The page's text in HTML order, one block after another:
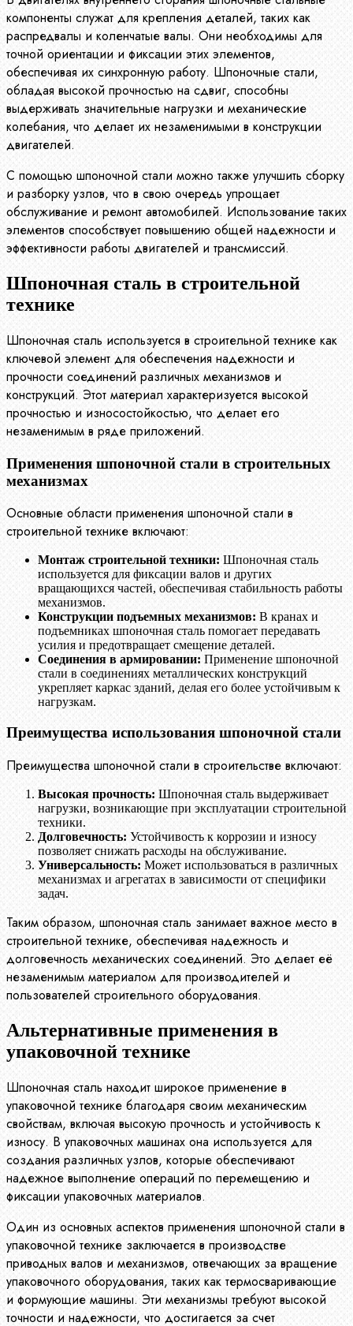
компоненты служат для крепления деталей, таких как
распредвалы и коленчатые валы. Они необходимы для
точной ориентации и фиксации этих элементов,
обеспечивая их синхронную работу. Шпоночные стали,
обладая высокой прочностью на сдвиг, способны
выдерживать значительные нагрузки и механические
колебания, что делает их незаменимыми в конструкции
двигателей.
С помощью шпоночной стали можно также улучшить сборку
и разборку узлов, что в свою очередь упрощает
обслуживание и ремонт автомобилей. Использование таких
элементов способствует повышению общей надежности и
эффективности работы двигателей и трансмиссий.
Шпоночная сталь в строительной
технике
Шпоночная сталь используется в строительной технике как
ключевой элемент для обеспечения надежности и
прочности соединений различных механизмов и
конструкций. Этот материал характеризуется высокой
прочностью и износостойкостью, что делает его
незаменимым в ряде приложений.
Применения шпоночной стали в строительных
механизмах
Основные области применения шпоночной стали в
строительной технике включают:
Монтаж строительной техники: Шпоночная сталь
используется для фиксации валов и других
вращающихся частей, обеспечивая стабильность работы
механизмов.
Конструкции подъемных механизмов: В кранах и
подъемниках шпоночная сталь помогает передавать
усилия и предотвращает смещение деталей.
Соединения в армировании: Применение шпоночной
стали в соединениях металлических конструкций
укрепляет каркас зданий, делая его более устойчивым к
нагрузкам.
Преимущества использования шпоночной стали
Преимущества шпоночной стали в строительстве включают:
Высокая прочность: Шпоночная сталь выдерживает
нагрузки, возникающие при эксплуатации строительной
техники.
Долговечность: Устойчивость к коррозии и износу
позволяет снижать расходы на обслуживание.
Универсальность: Может использоваться в различных
механизмах и агрегатах в зависимости от специфики
задач.
Таким образом, шпоночная сталь занимает важное место в
строительной технике, обеспечивая надежность и
долговечность механических соединений. Это делает её
незаменимым материалом для производителей и
пользователей строительного оборудования.
Альтернативные применения в
упаковочной технике
Шпоночная сталь находит широкое применение в
упаковочной технике благодаря своим механическим
свойствам, включая высокую прочность и устойчивость к
износу. В упаковочных машинах она используется для
создания различных узлов, которые обеспечивают
надежное выполнение операций по перемещению и
фиксации упаковочных материалов.
Один из основных аспектов применения шпоночной стали в
упаковочной технике заключается в производстве
приводных валов и механизмов, отвечающих за вращение
упаковочного оборудования, таких как термосваривающие
и формующие машины. Эти механизмы требуют высокой
точности и надежности, что достигается за счет